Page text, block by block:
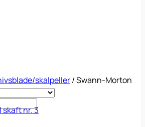
skalpeller/Swann-Morton